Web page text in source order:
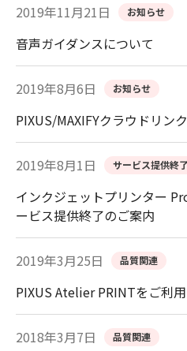
2019年11月21日 お知らせ
音声ガイダンスについて
2019年8月6日 お知らせ
PIXUS/MAXIFYクラウドリン
2019年8月1日 サービス提供終了
インクジェットプリンター
ービス提供終了のご案内
2019年3月25日 品質関連
PIXUS Atelier PRINTをご利
2018年3月7日 品質関連